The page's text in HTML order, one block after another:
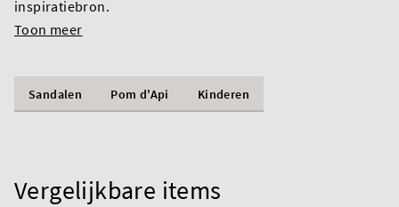
inspiratiebron.
Toon meer
Sandalen Pom d'Api Kinderen
Vergelijkbare items